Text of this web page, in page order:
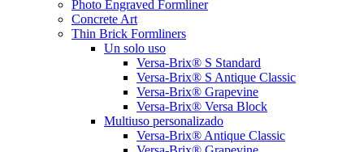
Photo Engraved Formliner
Concrete Art
Thin Brick Formliners
Un solo uso
Versa-Brix® S Standard
Versa-Brix® S Antique Classic
Versa-Brix® Grapevine
Versa-Brix® Versa Block
Multiuso personalizado
Versa-Brix® Antique Classic